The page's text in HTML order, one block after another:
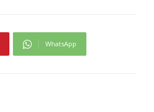
WhatsApp